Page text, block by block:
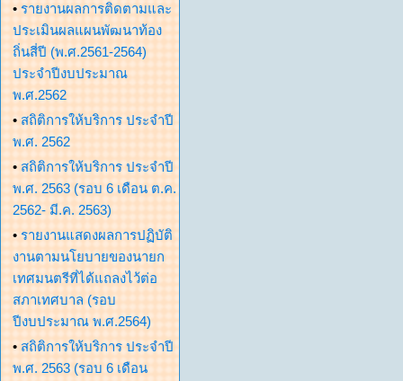
• รายงานผลการติดตามและ
ประเมินผลแผนพัฒนาท้อง
ถิ่นสี่ปี (พ.ศ.2561-2564)
ประจำปีงบประมาณ
พ.ศ.2562
• สถิติการให้บริการ ประจำปี
พ.ศ. 2562
• สถิติการให้บริการ ประจำปี
พ.ศ. 2563 (รอบ 6 เดือน ต.ค.
2562- มี.ค. 2563)
• รายงานแสดงผลการปฏิบัติ
งานตามนโยบายของนายก
เทศมนตรีที่ได้แถลงไว้ต่อ
สภาเทศบาล (รอบ
ปีงบประมาณ พ.ศ.2564)
• สถิติการให้บริการ ประจำปี
พ.ศ. 2563 (รอบ 6 เดือน